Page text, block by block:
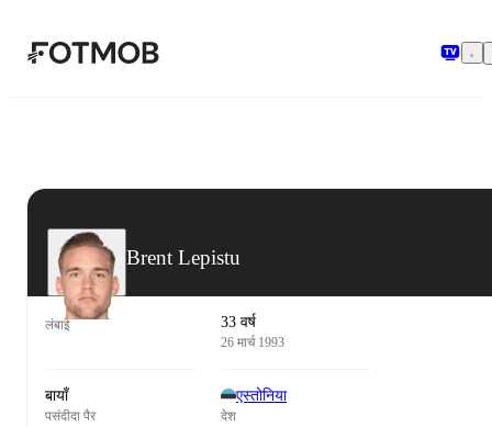
Brent Lepistu
लंबाई 33 वर्ष
26 मार्च 1993
बायाँ
पसंदीदा पैर
एस्तोनिया
देश